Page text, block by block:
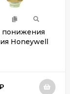
понижения
Honeywell